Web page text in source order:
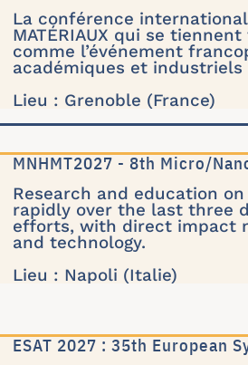
La conférence
MATÉRIAUX qui se
comme l’événement
académiques et
Lieu : Grenoble (France)
MNHMT2027 - 8th Micro/
Research and education
rapidly over the last three
efforts, with direct impact
and technology.
Lieu : Napoli (Italie)
ESAT 2027 : 35th European